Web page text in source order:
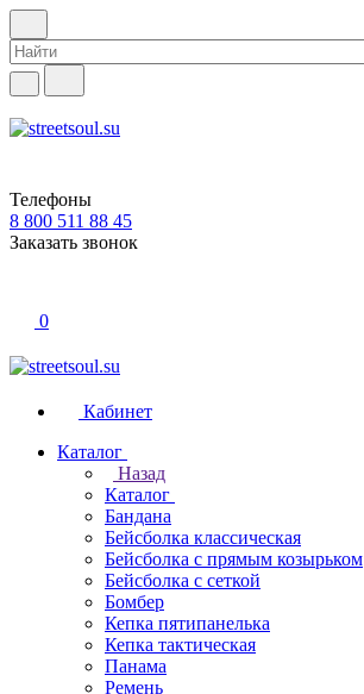
Телефоны
8 800 511 88 45
Заказать звонок
0
Кабинет
Каталог
Назад
Каталог
Бандана
Бейсболка классическая
Бейсболка с прямым козырьком
Бейсболка с сеткой
Бомбер
Кепка пятипанелька
Кепка тактическая
Панама
Ремень